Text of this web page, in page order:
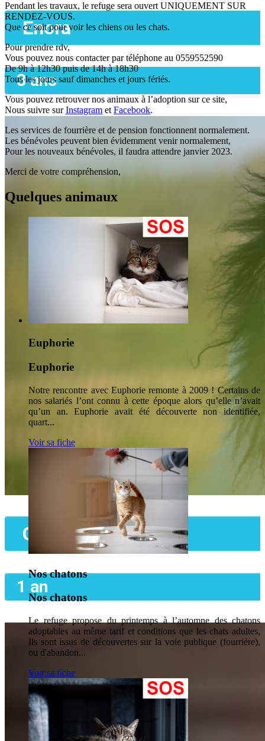
Enora
3 ans
Gugu
1 an
Pendant les travaux, le refuge sera ouvert UNIQUEMENT SUR
RENDEZ-VOUS.
Que ce soit pour voir les chiens ou les chats.
Pour prendre rdv,
Vous pouvez nous contacter par téléphone au 0559552590
De 9h à 12h30 puis de 14h à 18h30
Tous les jours sauf dimanches et jours fériés.
Vous pouvez retrouver nos animaux à l’adoption sur ce site,
Nous suivre surInstagram et Facebook.
Les services de fourrière et de pension fonctionnent normalement.
Les bénévoles peuvent bien évidemment venir normalement,
Pour les nouveaux bénévoles, il faudra attendre janvier 2023.
Merci de votre compréhension,
Quelques animaux
Euphorie
Euphorie
Notre rencontre avec Euphorie remonte à 2009 ! Certains de
nos salariés l’ont connu à cette époque alors qu’elle n’avait
qu’un an. Euphorie avait été découverte non identifiée,
quart...
Voir sa fiche
Nos chatons
Nos chatons
Le refuge propose du printemps à l’automne des chatons
adoptables au même tarif et conditions que les chats adultes,
Ils sont issus de découvertes sur la voie publique (fourrière),
ou d'abandon...
Voir sa fiche